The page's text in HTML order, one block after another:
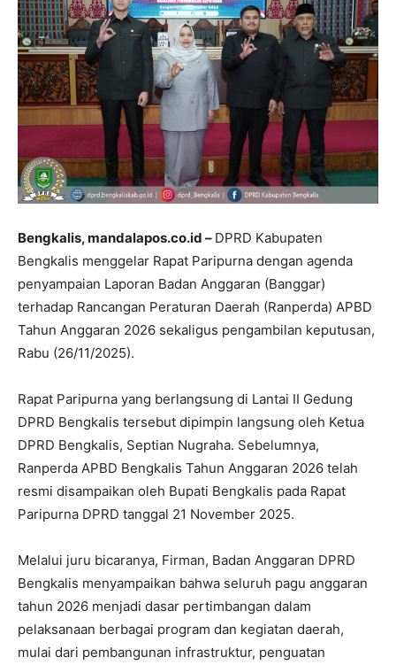
Bengkalis, mandalapos.co.id – DPRD Kabupaten
Bengkalis menggelar Rapat Paripurna dengan agenda
penyampaian Laporan Badan Anggaran (Banggar)
terhadap Rancangan Peraturan Daerah (Ranperda) APBD
Tahun Anggaran 2026 sekaligus pengambilan keputusan,
Rabu (26/11/2025).
Rapat Paripurna yang berlangsung di Lantai II Gedung
DPRD Bengkalis tersebut dipimpin langsung oleh Ketua
DPRD Bengkalis, Septian Nugraha. Sebelumnya,
Ranperda APBD Bengkalis Tahun Anggaran 2026 telah
resmi disampaikan oleh Bupati Bengkalis pada Rapat
Paripurna DPRD tanggal 21 November 2025.
Melalui juru bicaranya, Firman, Badan Anggaran DPRD
Bengkalis menyampaikan bahwa seluruh pagu anggaran
tahun 2026 menjadi dasar pertimbangan dalam
pelaksanaan berbagai program dan kegiatan daerah,
mulai dari pembangunan infrastruktur, penguatan